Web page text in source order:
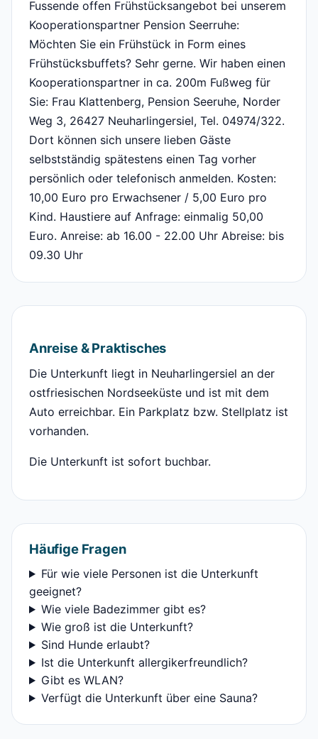
Fussende offen Frühstücksangebot bei unserem
Kooperationspartner Pension Seerruhe:
Möchten Sie ein Frühstück in Form eines
Frühstücksbuffets? Sehr gerne. Wir haben einen
Kooperationspartner in ca. 200m Fußweg für
Sie: Frau Klattenberg, Pension Seeruhe, Norder
Weg 3, 26427 Neuharlingersiel, Tel. 04974/322.
Dort können sich unsere lieben Gäste
selbstständig spätestens einen Tag vorher
persönlich oder telefonisch anmelden. Kosten:
10,00 Euro pro Erwachsener / 5,00 Euro pro
Kind. Haustiere auf Anfrage: einmalig 50,00
Euro. Anreise: ab 16.00 - 22.00 Uhr Abreise: bis
09.30 Uhr
Anreise & Praktisches
Die Unterkunft liegt in Neuharlingersiel an der
ostfriesischen Nordseeküste und ist mit dem
Auto erreichbar. Ein Parkplatz bzw. Stellplatz ist
vorhanden.
Die Unterkunft ist sofort buchbar.
Häufige Fragen
Für wie viele Personen ist die Unterkunft
geeignet?
Wie viele Badezimmer gibt es?
Wie groß ist die Unterkunft?
Sind Hunde erlaubt?
Ist die Unterkunft allergikerfreundlich?
Gibt es WLAN?
Verfügt die Unterkunft über eine Sauna?